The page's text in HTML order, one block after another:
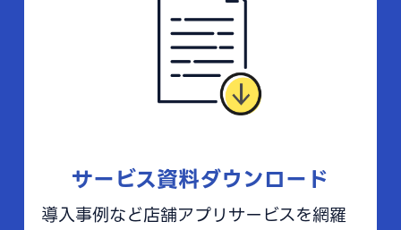
サービス資料ダウンロード
導入事例など店舗アプリサービスを網羅